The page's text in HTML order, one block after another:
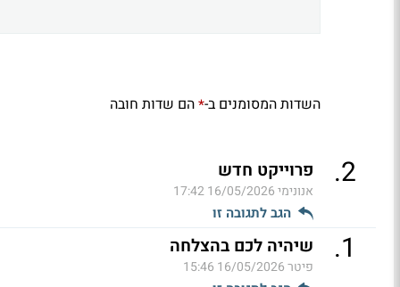
השדות המסומנים ב-*הם שדות חובה
2
. פרוייקט חדש
אנונימי16/05/2026 17:42
הגב לתגובה זו
1
. שיהיה לכם בהצלחה
פיטר16/05/2026 15:46